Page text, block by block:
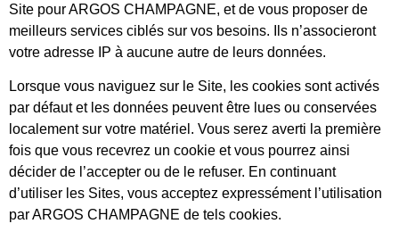
Site pour ARGOS CHAMPAGNE, et de vous proposer de
meilleurs services ciblés sur vos besoins. Ils n’associeront
votre adresse IP à aucune autre de leurs données.
Lorsque vous naviguez sur le Site, les cookies sont activés
par défaut et les données peuvent être lues ou conservées
localement sur votre matériel. Vous serez averti la première
fois que vous recevrez un cookie et vous pourrez ainsi
décider de l’accepter ou de le refuser. En continuant
d’utiliser les Sites, vous acceptez expressément l’utilisation
par ARGOS CHAMPAGNE de tels cookies.